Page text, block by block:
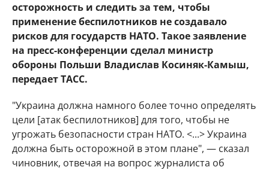
осторожность и следить за тем, чтобы
применение беспилотников не создавало
рисков для государств НАТО. Такое заявление
на пресс-конференции сделал министр
обороны Польши Владислав Косиняк-Камыш,
передает ТАСС.
"Украина должна намного более точно определять
цели [атак беспилотников] для того, чтобы не
угрожать безопасности стран НАТО. <...> Украина
должна быть осторожной в этом плане", — сказал
чиновник, отвечая на вопрос журналиста об